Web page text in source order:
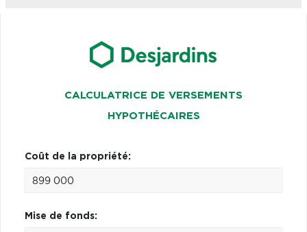
CALCULATRICE DE VERSEMENTS
HYPOTHÉCAIRES
Coût de la propriété:
Mise de fonds: